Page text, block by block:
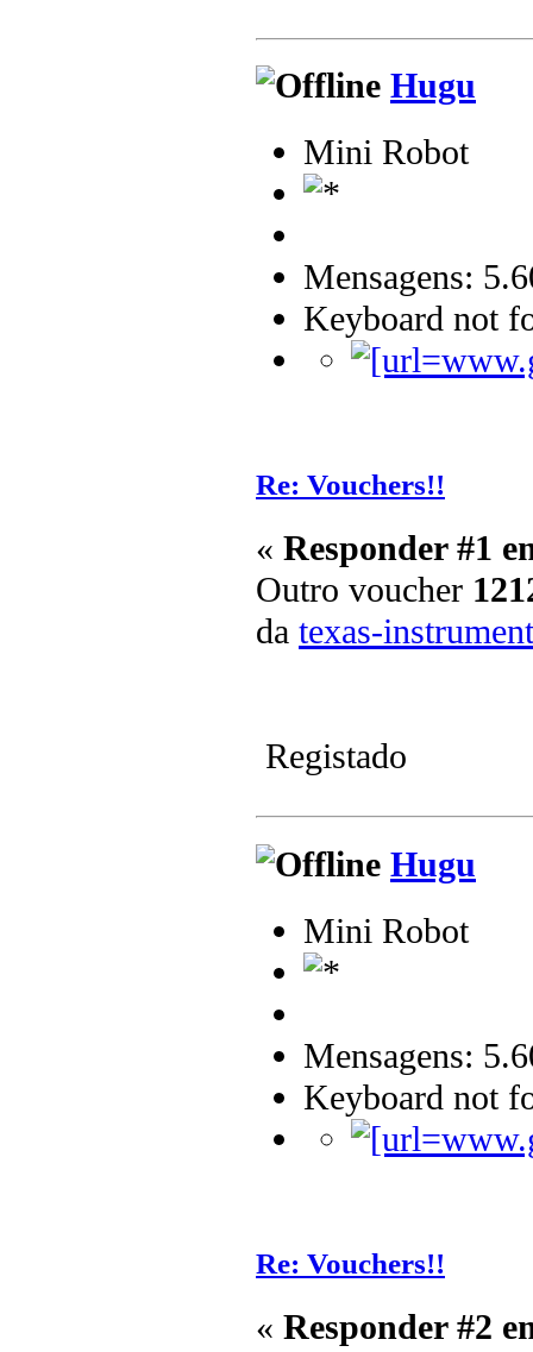
Hugu
Mini Robot
Mensagens:
Keyboard not
Re: Vouchers!!
« Responder #1
Outro voucher
da texas-
Registado
Hugu
Mini Robot
Mensagens:
Keyboard not
Re: Vouchers!!
« Responder #2